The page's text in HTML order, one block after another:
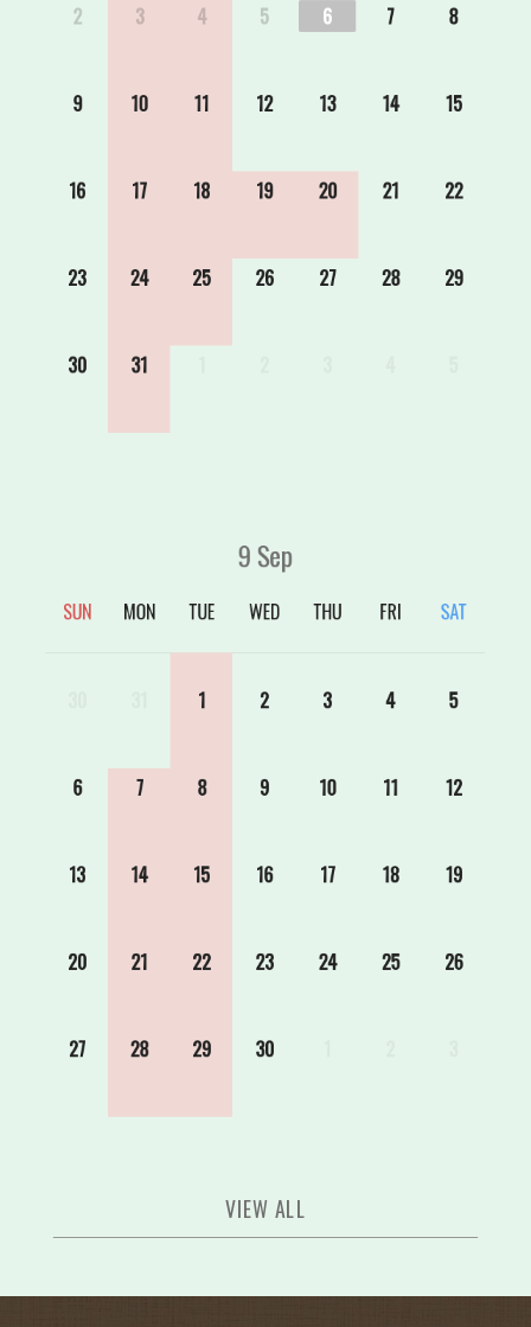
2 3 4 5 6 7 8
9 10 11 12 13 14 15
16 17 18 19 20 21 22
23 24 25 26 27 28 29
30 31
9Sep
SUN MON TUE WED THU FRI SAT
1 2 3 4 5
6 7 8 9 10 11 12
13 14 15 16 17 18 19
20 21 22 23 24 25 26
27 28 29 30
VIEW ALL